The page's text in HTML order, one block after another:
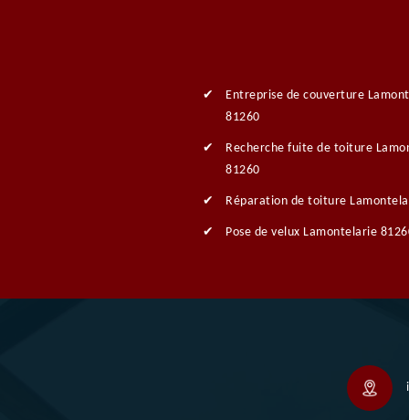
Entreprise de couverture
81260
Recherche fuite de toiture
81260
Réparation de toiture
Pose de velux Lamontelarie